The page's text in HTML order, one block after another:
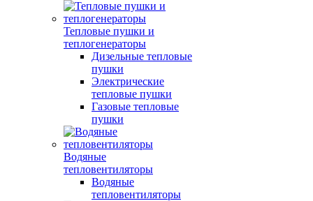
Тепловые пушки и
теплогенераторы
Дизельные тепловые
пушки
Электрические
тепловые пушки
Газовые тепловые
пушки
Водяные
тепловентиляторы
Водяные
тепловентиляторы